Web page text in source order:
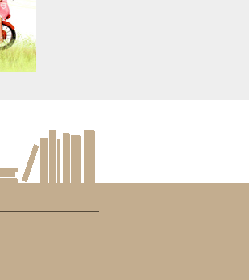
include/article/show.php
a future
keedkean.com/public_html/include/